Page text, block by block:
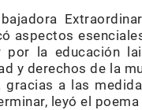
aspectos
por la educación
y derechos de la
gracias a las
leyó el